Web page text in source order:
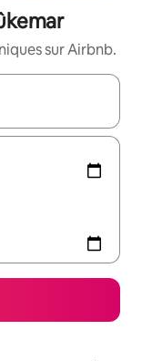
sur Airbnb.
les en utilisant